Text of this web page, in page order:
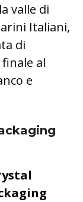
valle di
Italiani,
di
al
e